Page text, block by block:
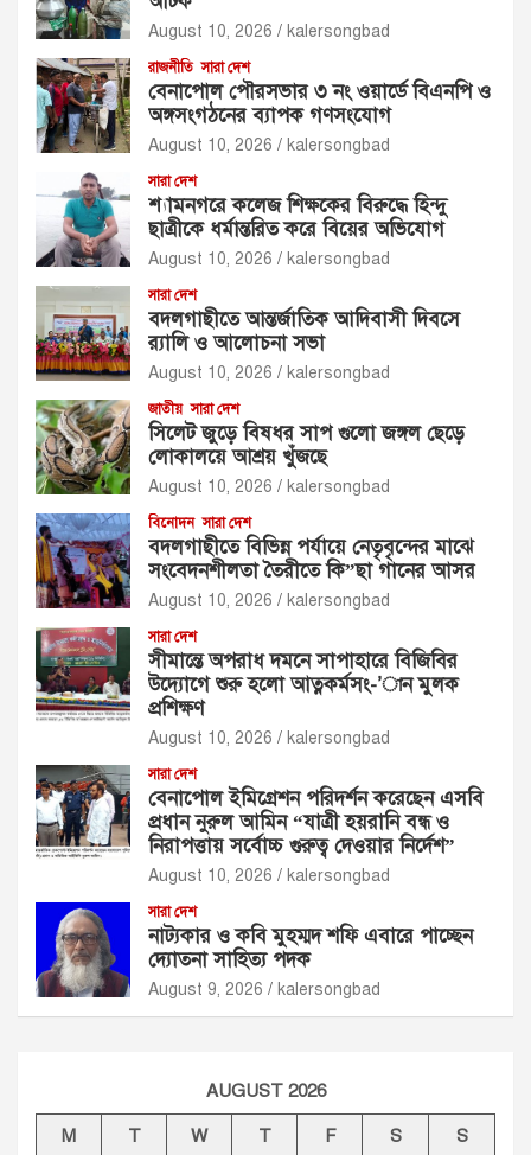
August 10, 2026 kalersongbad
রাজনীতি সারা দেশ
বেনাপোল পৌরসভার ৩ নং ওয়ার্ডে বিএনপি ও
অঙ্গসংগঠনের ব্যাপক গণসংযোগ
August 10, 2026 kalersongbad
সারা দেশ
শ্যামনগরে কলেজ শিক্ষকের বিরুদ্ধে হিন্দু
ছাত্রীকে ধর্মান্তরিত করে বিয়ের অভিযোগ
August 10, 2026 kalersongbad
সারা দেশ
বদলগাছীতে আন্তর্জাতিক আদিবাসী দিবসে
র‍্যালি ও আলোচনা সভা
August 10, 2026 kalersongbad
জাতীয় সারা দেশ
সিলেট জুড়ে বিষধর সাপ গুলো জঙ্গল ছেড়ে
লোকালয়ে আশ্রয় খুঁজছে
August 10, 2026 kalersongbad
বিনোদন সারা দেশ
বদলগাছীতে বিভিন্ন পর্যায়ে নেতৃবৃন্দের মাঝে
সংবেদনশীলতা তৈরীতে কি”ছা গানের আসর
August 10, 2026 kalersongbad
সারা দেশ
সীমান্তে অপরাধ দমনে সাপাহারে বিজিবির
উদ্যোগে শুরু হলো আত্নকর্মসং-’ান মুলক
প্রশিক্ষণ
August 10, 2026 kalersongbad
সারা দেশ
বেনাপোল ইমিগ্রেশন পরিদর্শন করেছেন এসবি
প্রধান নুরুল আমিন “যাত্রী হয়রানি বন্ধ ও
নিরাপত্তায় সর্বোচ্চ গুরুত্ব দেওয়ার নির্দেশ”
August 10, 2026 kalersongbad
সারা দেশ
নাট্যকার ও কবি মুহম্মদ শফি এবারে পাচ্ছেন
দ্যোতনা সাহিত্য পদক
August 9, 2026 kalersongbad
AUGUST 2026
M T W T F S S